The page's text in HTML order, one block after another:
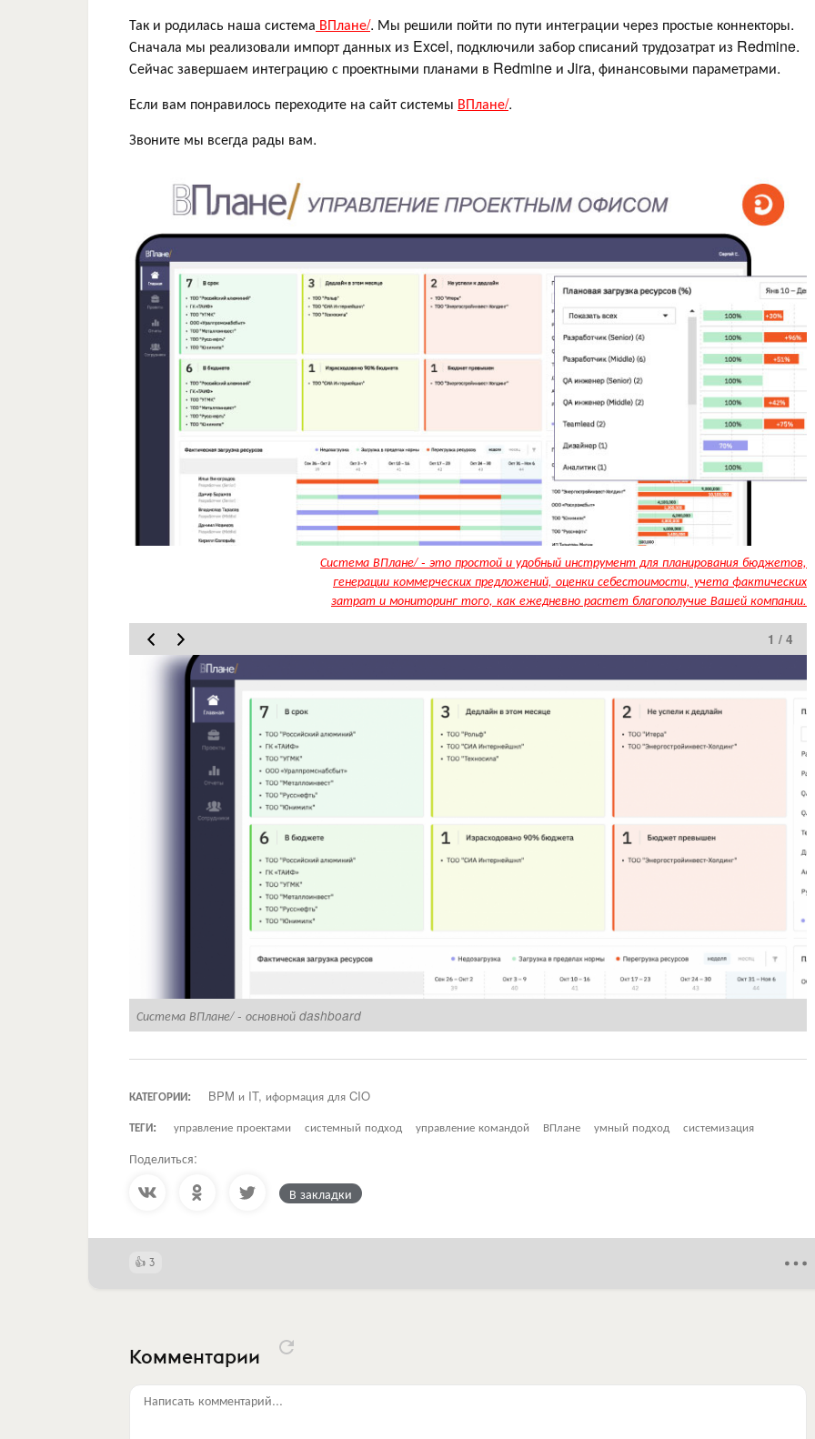
Так и родилась наша система ВПлане/. Мы решили пойти по пути интеграции через простые коннекторы.
Сначала мы реализовали импорт данных из Excel, подключили забор списаний трудозатрат из Redmine.
Сейчас завершаем интеграцию с проектными планами в Redmine и Jira, финансовыми параметрами.
Если вам понравилось переходите на сайт системы ВПлане/.
Звоните мы всегда рады вам.
Система ВПлане/ - это простой и удобный инструмент для планирования бюджетов,
генерации коммерческих предложений, оценки себестоимости, учета фактических
затрат и мониторинг того, как ежедневно растет благополучие Вашей компании.
1 / 4
Система ВПлане/ - основной dashboard
КАТЕГОРИИ:
BPM и IT, иформация для CIO
ТЕГИ:
управление проектами системный подход управление командой ВПлане умный подход системизация
Поделиться:
В закладки
3
Комментарии
Написать комментарий...